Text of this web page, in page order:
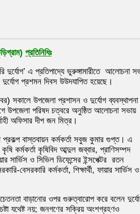
প্রতিনিধিঃ
এ প্রতিপাদ্যে ভুরুঙ্গামারীতে আলোচনা
প্রশমন দিবস উউদযাপিত হয়েছে।
সকালে উপজেলা প্রশাসন ও দুর্যোগ ব্যবস্থাপনা
উপজেলা পরিষদ চত্বরে অনুষ্ঠিত আলোচনা সভায়
অফিসার দীপ জন মিত্র।
বাস্তবায়ন কর্মকর্তা সবুজ কুমার গুপ্ত। এ
কর্মকর্তা কৃষিবিদ আব্দুল জব্বার, প্রাণিসম্পদ
সার্ভিস ও সিভিল ডিফেন্সের ইন্সপেক্টর রতন
বেসরকারি কর্মকর্তা, শিক্ষার্থী, ফায়ার সার্ভিস ও
বাড়ানোর ওপর গুরুত্বারোপ করে বলেন
যথেষ্ট নয়; জনগণের সক্রিয় অংশগ্রহণও